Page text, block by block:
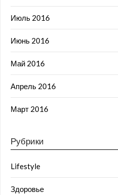
Июль 2016
Июнь 2016
Май 2016
Апрель 2016
Март 2016
Рубрики
Lifestyle
Здоровье